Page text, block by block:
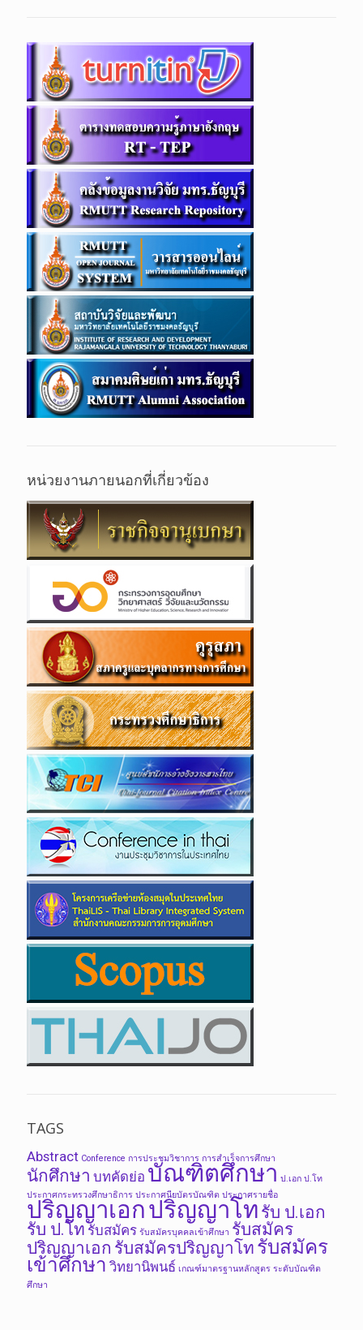
หน่วยงานภายนอกที่เกี่ยวข้อง
TAGS
Abstract Conference การประชุมวิชาการ การสำเร็จการศึกษา
นักศึกษา บทคัดย่อ บัณฑิตศึกษา ป.เอก ป.โท
ประกาศกระทรวงศึกษาธิการ ประกาศนียบัตรบัณฑิต ประกาศรายชื่อ
ปริญญาเอกปริญญาโท รับ ป.เอก
รับ ป.โท รับสมัคร รับสมัครบุคคลเข้าศึกษา รับสมัคร
ปริญญาเอก รับสมัครปริญญาโท รับสมัคร
เข้าศึกษา วิทยานิพนธ์ เกณฑ์มาตรฐานหลักสูตร ระดับบัณฑิต
ศึกษา